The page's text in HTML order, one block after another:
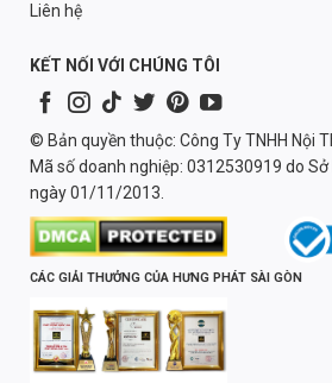
Liên hệ
KẾT NỐI VỚI CHÚNG TÔI
© Bản quyền thuộc: Công Ty TNHH Nội
Mã số doanh nghiệp: 0312530919 do Sở
ngày 01/11/2013.
CÁC GIẢI THƯỞNG CỦA HƯNG PHÁT SÀI GÒN